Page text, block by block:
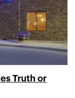
Truth or